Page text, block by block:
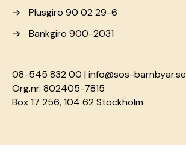
Plusgiro 90 02 29-6
Bankgiro 900-2031
08-545 832 00 |info@sos-barnbyar.se
Org.nr. 802405-7815
Box 17 256, 104 62 Stockholm